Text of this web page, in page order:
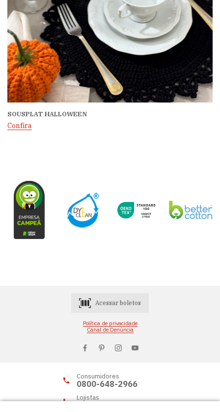
SOUSPLAT HALLOWEEN
Confira
Acessar boletos
Política de privacidade
Canal de Denúncia
Consumidores
0800-648-2966
Lojistas